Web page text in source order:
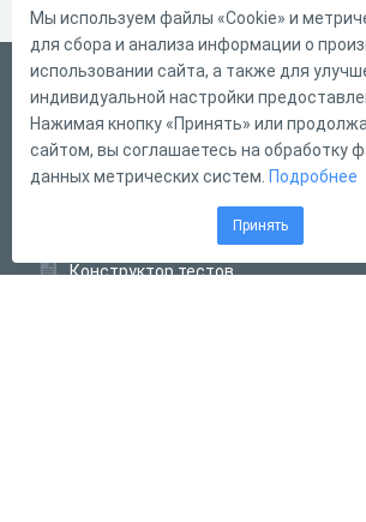
Русский
Справка
Форма обратной связи
Конструктор тестов
Мы используем файлы «Cookie» и
для сбора и анализа информации о
использовании сайта, а также для
индивидуальной настройки
Нажимая кнопку «Принять» или
сайтом, вы соглашаетесь на обработку
данных метрических систем. Подробнее
Принять